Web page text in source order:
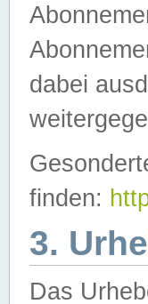
dabei
finden:
3.
Das